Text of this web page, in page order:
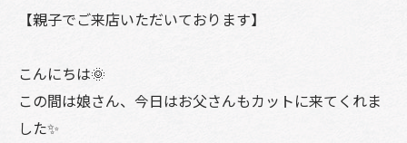
【親子でご来店いただいております】
こんにちは🌞
この間は娘さん、今日はお父さんもカットに来てくれま
した✨